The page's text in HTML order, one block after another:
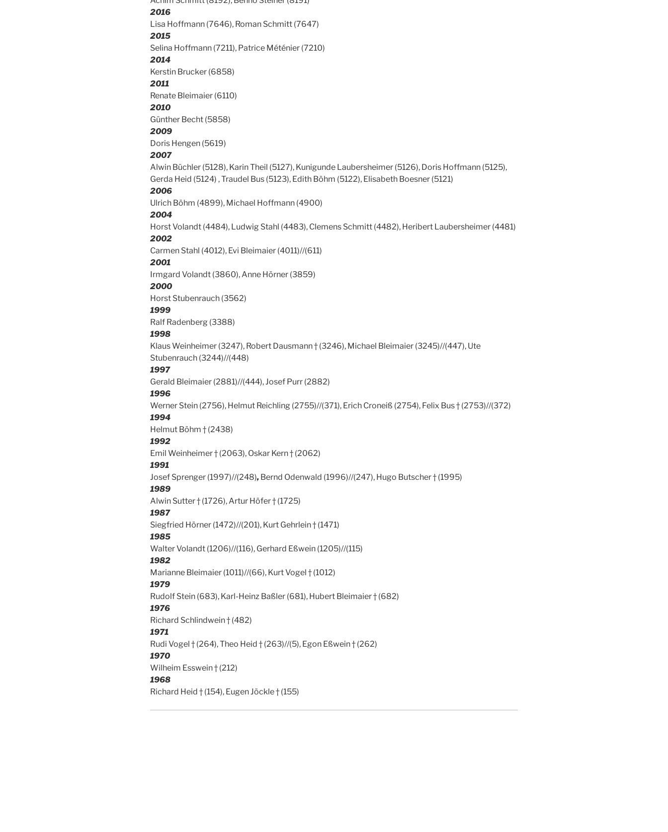
2016
Lisa Hoffmann (7646), Roman Schmitt (7647)
2015
Selina Hoffmann (7211), Patrice Méténier (7210)
2014
Kerstin Brucker (6858)
2011
Renate Bleimaier (6110)
2010
Günther Becht (5858)
2009
Doris Hengen (5619)
2007
Alwin Büchler (5128), Karin Theil (5127), Kunigunde Laubersheimer (5126), Doris Hoffmann (5125),
Gerda Heid (5124) , Traudel Bus (5123), Edith Böhm (5122), Elisabeth Boesner (5121)
2006
Ulrich Böhm (4899), Michael Hoffmann (4900)
2004
Horst Volandt (4484), Ludwig Stahl (4483), Clemens Schmitt (4482), Heribert Laubersheimer (4481)
2002
Carmen Stahl (4012), Evi Bleimaier (4011)//(611)
2001
Irmgard Volandt (3860), Anne Hörner (3859)
2000
Horst Stubenrauch (3562)
1999
Ralf Radenberg (3388)
1998
Klaus Weinheimer (3247), Robert Dausmann † (3246), Michael Bleimaier (3245)//(447), Ute
Stubenrauch (3244)//(448)
1997
Gerald Bleimaier (2881)//(444), Josef Purr (2882)
1996
Werner Stein (2756), Helmut Reichling (2755)//(371), Erich Croneiß (2754), Felix Bus † (2753)//(372)
1994
Helmut Böhm † (2438)
1992
Emil Weinheimer † (2063), Oskar Kern † (2062)
1991
Josef Sprenger (1997)//(248), Bernd Odenwald (1996)//(247), Hugo Butscher † (1995)
1989
Alwin Sutter † (1726), Artur Höfer † (1725)
1987
Siegfried Hörner (1472)//(201), Kurt Gehrlein † (1471)
1985
Walter Volandt (1206)//(116), Gerhard Eßwein (1205)//(115)
1982
Marianne Bleimaier (1011)//(66), Kurt Vogel † (1012)
1979
Rudolf Stein (683), Karl-Heinz Baßler (681), Hubert Bleimaier † (682)
1976
Richard Schlindwein † (482)
1971
Rudi Vogel † (264), Theo Heid † (263)//(5), Egon Eßwein † (262)
1970
Wilheim Esswein † (212)
1968
Richard Heid † (154), Eugen Jöckle † (155)